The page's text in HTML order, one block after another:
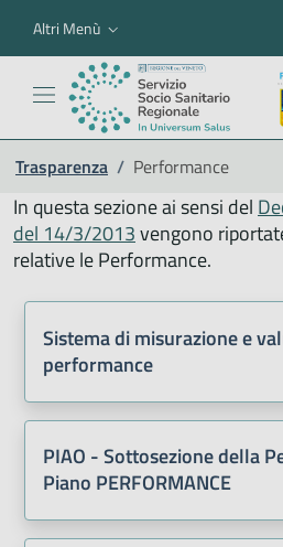
Altri Menù
Trasparenza / Performance
In questa sezione ai sensi del
del 14/3/2013vengono
relative le Performance.
Sistema di misurazione e
performance
PIAO - Sottosezione della
Piano PERFORMANCE